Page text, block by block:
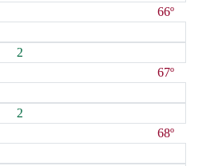
66º
2
67º
2
68º